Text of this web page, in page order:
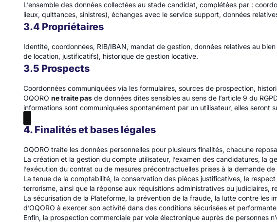
L’ensemble des données collectées au stade candidat, complétées par :
lieux, quittances, sinistres), échanges avec le service support, données
3.4 Propriétaires
Identité, coordonnées, RIB/IBAN, mandat de gestion, données relatives au
de location, justificatifs), historique de gestion locative.
3.5 Prospects
Coordonnées communiquées via les formulaires, sources de prospection,
OQORO ne traite pas de données dites sensibles au sens de l’article 9 du
informations sont communiquées spontanément par un utilisateur, elles seront
4. Finalités et bases légales
OQORO traite les données personnelles pour plusieurs finalités, chacune
La création et la gestion du compte utilisateur, l’examen des candidatures, la
l’exécution du contrat ou de mesures précontractuelles prises à la demande de
La tenue de la comptabilité, la conservation des pièces justificatives, le
terrorisme, ainsi que la réponse aux réquisitions administratives ou judiciaires,
La sécurisation de la Plateforme, la prévention de la fraude, la lutte contre les
d’OQORO à exercer son activité dans des conditions sécurisées et
Enfin, la prospection commerciale par voie électronique auprès de personnes